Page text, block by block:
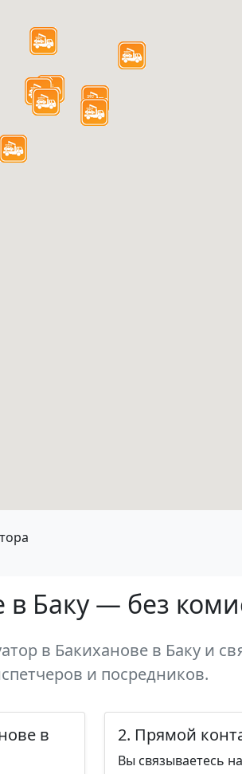
в Баку — без
в Бакиханове в Баку и
и посредников.
в
2. Прямой
Вы связываетесь